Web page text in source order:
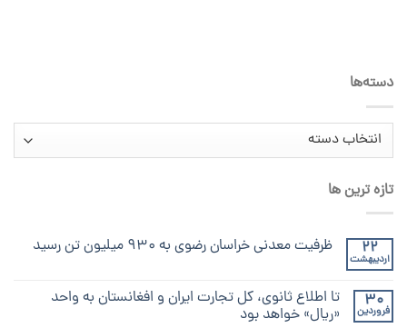
دسته‌ها
دسته‌ها
تازه ترین ها
22
اردیبهشت
ظرفیت معدنی خراسان رضوی به ۹۳۰ میلیون تن رسید
30
فروردین
تا اطلاع ثانوی، کل تجارت ایران و افغانستان به واحد
«ریال» خواهد بود